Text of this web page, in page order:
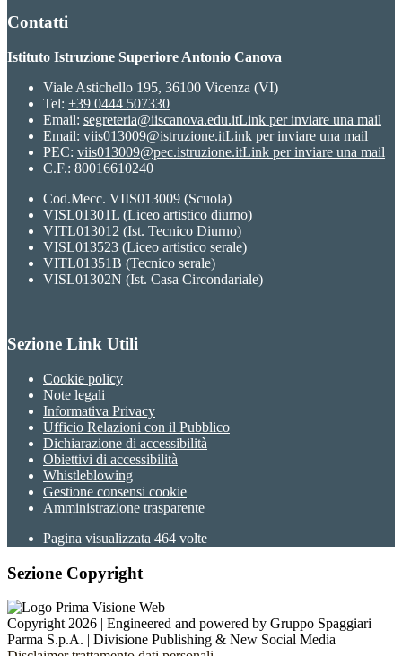
Contatti
Istituto Istruzione Superiore Antonio Canova
Viale Astichello 195, 36100 Vicenza (VI)
Tel: +39 0444 507330
Email: segreteria@iiscanova.edu.itLink per inviare una mail
Email: viis013009@istruzione.itLink per inviare una mail
PEC: viis013009@pec.istruzione.itLink per inviare una mail
C.F.: 80016610240
Cod.Mecc. VIIS013009 (Scuola)
VISL01301L (Liceo artistico diurno)
VITL013012 (Ist. Tecnico Diurno)
VISL013523 (Liceo artistico serale)
VITL01351B (Tecnico serale)
VISL01302N (Ist. Casa Circondariale)
Sezione Link Utili
Cookie policy
Note legali
Informativa Privacy
Ufficio Relazioni con il Pubblico
Dichiarazione di accessibilità
Obiettivi di accessibilità
Whistleblowing
Gestione consensi cookie
Amministrazione trasparente
Pagina visualizzata 464 volte
Sezione Copyright
Copyright 2026 | Engineered and powered by Gruppo Spaggiari
Parma S.p.A. | Divisione Publishing & New Social Media